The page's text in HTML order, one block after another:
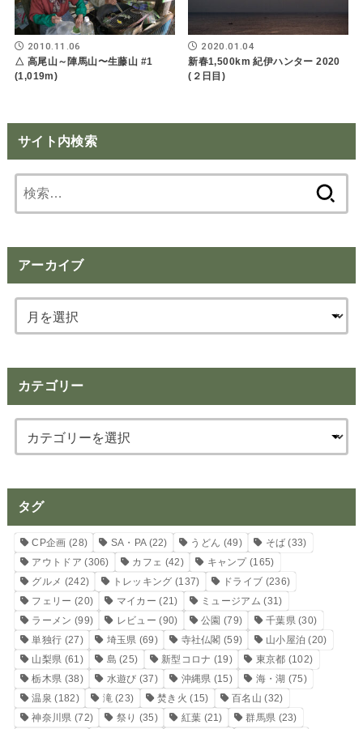
2010.11.06
△ 高尾山～陣馬山〜生藤山 #1
(1,019m)
2020.01.04
新春1,500km 紀伊ハンター 2020
(２日目)
サイト内検索
索:
アーカイブ
カテゴリー
タグ
CP企画 (28) SA・PA(22) うどん (49) そば (33)
アウトドア (306) カフェ (42) キャンプ(165)
グルメ (242) トレッキング (137) ドライブ (236)
フェリー (20) マイカー (21) ミュージアム (31)
ラーメン (99) レビュー (90) 公園 (79) 千葉県(30)
単独行 (27) 埼玉県 (69) 寺社仏閣 (59) 山小屋泊 (20)
山梨県 (61) 島 (25) 新型コロナ (19) 東京都 (102)
栃木県 (38) 水遊び (37) 沖縄県 (15) 海・湖 (75)
温泉 (182) 滝(23) 焚き火 (15) 百名山 (32)
神奈川県 (72) 祭り (35) 紅葉 (21) 群馬県 (23)